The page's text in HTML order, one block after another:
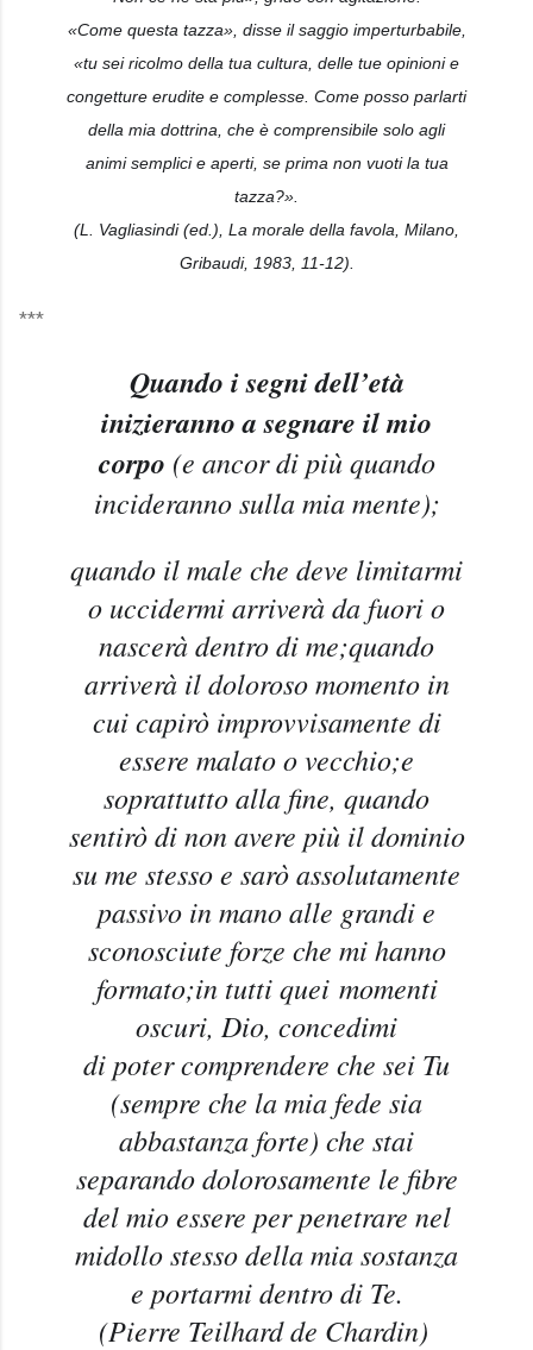
«Come questa tazza», disse il saggio imperturbabile,
«tu sei ricolmo della tua cultura, delle tue opinioni e
congetture erudite e complesse. Come posso parlarti
della mia dottrina, che è comprensibile solo agli
animi semplici e aperti, se prima non vuoti la tua
tazza?».
(L. Vagliasindi (ed.), La morale della favola, Milano,
Gribaudi, 1983, 11-12).
***
Quando i segni dell’età
inizieranno a segnare il mio
corpo (e ancor di più quando
incideranno sulla mia mente);
quando il male che deve limitarmi
o uccidermi arriverà da fuori o
nascerà dentro di me;quando
arriverà il doloroso momento in
cui capirò improvvisamente di
essere malato o vecchio;e
soprattutto alla fine, quando
sentirò di non avere più il dominio
su me stesso e sarò assolutamente
passivo in mano alle grandi e
sconosciute forze che mi hanno
formato;in tutti quei momenti
oscuri, Dio, concedimi
di poter comprendere che sei Tu
(sempre che la mia fede sia
abbastanza forte) che stai
separando dolorosamente le fibre
del mio essere per penetrare nel
midollo stesso della mia sostanza
e portarmi dentro di Te.
(Pierre Teilhard de Chardin)